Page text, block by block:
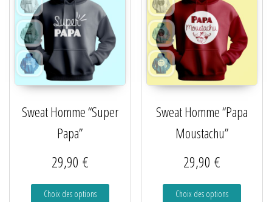
Sweat Homme “Super
Papa”
29,90 €
Choix des options
Sweat Homme “Papa
Moustachu”
29,90€
Choix des options